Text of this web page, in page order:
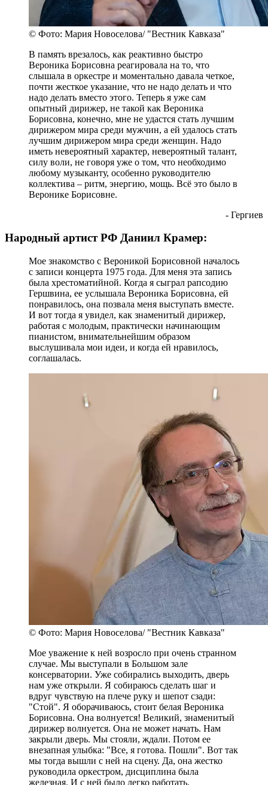
© Фото: Мария Новоселова/ "Вестник Кавказа"
В память врезалось, как реактивно быстро
Вероника Борисовна реагировала на то, что
слышала в оркестре и моментально давала четкое,
почти жесткое указание, что не надо делать и что
надо делать вместо этого. Теперь я уже сам
опытный дирижер, не такой как Вероника
Борисовна, конечно, мне не удастся стать лучшим
дирижером мира среди мужчин, а ей удалось стать
лучшим дирижером мира среди женщин. Надо
иметь невероятный характер, невероятный талант,
силу воли, не говоря уже о том, что необходимо
любому музыканту, особенно руководителю
коллектива – ритм, энергию, мощь. Всё это было в
Веронике Борисовне.
- Гергиев
Народный артист РФ Даниил Крамер:
Мое знакомство с Вероникой Борисовной началось
с записи концерта 1975 года. Для меня эта запись
была хрестоматийной. Когда я сыграл рапсодию
Гершвина, ее услышала Вероника Борисовна, ей
понравилось, она позвала меня выступать вместе.
И вот тогда я увидел, как знаменитый дирижер,
работая с молодым, практически начинающим
пианистом, внимательнейшим образом
выслушивала мои идеи, и когда ей нравилось,
соглашалась.
© Фото: Мария Новоселова/ "Вестник Кавказа"
Мое уважение к ней возросло при очень странном
случае. Мы выступали в Большом зале
консерватории. Уже собирались выходить, дверь
нам уже открыли. Я собираюсь сделать шаг и
вдруг чувствую на плече руку и шепот сзади:
"Стой". Я оборачиваюсь, стоит белая Вероника
Борисовна. Она волнуется! Великий, знаменитый
дирижер волнуется. Она не может начать. Нам
закрыли дверь. Мы стояли, ждали. Потом ее
внезапная улыбка: "Все, я готова. Пошли". Вот так
мы тогда вышли с ней на сцену. Да, она жестко
руководила оркестром, дисциплина была
железная. И с ней было легко работать.